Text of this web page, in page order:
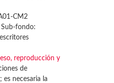
CM2
Sub-fondo:
reproducción y
de
necesaria la